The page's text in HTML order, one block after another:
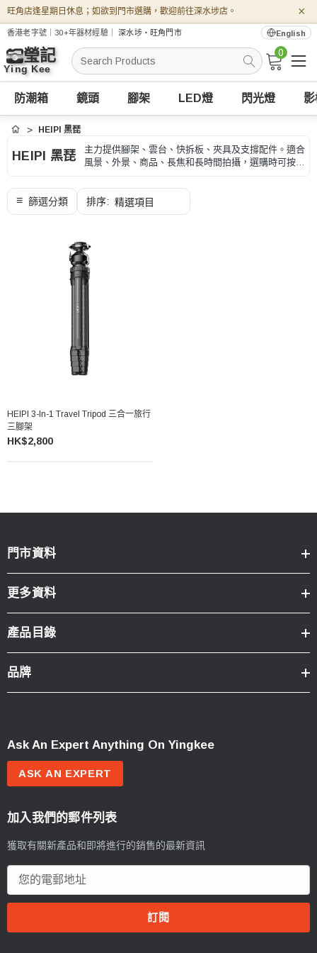
旺角店逢星期日休息；如欲到門市選購，歡迎前往深水埗店。 ×
香港老字號｜30+年器材經驗｜深水埗・旺角門市 English
搜
索
0
防潮箱 鏡頭 腳架 LED燈 閃光燈
首頁 HEIPI 黑琵
HEIPI 黑琵
主力提供腳架、雲台、快拆板、夾具及支撐配件。適合
風景、外景、商品、長焦和長時間拍攝，選購時可按承
HEIPI 3-In-1 Travel Tripod 三合一旅行
三腳架
HK$2,800
門市資料
更多資料
產品目錄
品牌
Ask An Expert Anything On Yingkee
ASK AN EXPERT
加入我們的郵件列表
獲取有關新產品和即將進行的銷售的最新資訊
郵